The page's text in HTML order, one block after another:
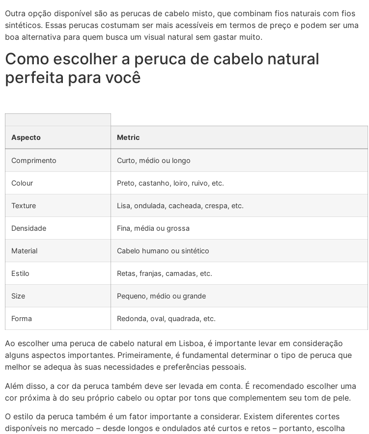
Outra opção disponível são as perucas de cabelo misto, que combinam fios naturais com fios
sintéticos. Essas perucas costumam ser mais acessíveis em termos de preço e podem ser uma
boa alternativa para quem busca um visual natural sem gastar muito.
Como escolher a peruca de cabelo natural
perfeita para você
Aspecto Metric
Comprimento Curto, médio ou longo
Colour Preto, castanho, loiro, ruivo, etc.
Texture Lisa, ondulada, cacheada, crespa, etc.
Densidade Fina, média ou grossa
Material Cabelo humano ou sintético
Estilo Retas, franjas, camadas, etc.
Size Pequeno, médio ou grande
Forma Redonda, oval, quadrada, etc.
Ao escolher uma peruca de cabelo natural em Lisboa, é importante levar em consideração
alguns aspectos importantes. Primeiramente, é fundamental determinar o tipo de peruca que
melhor se adequa às suas necessidades e preferências pessoais.
Além disso, a cor da peruca também deve ser levada em conta. É recomendado escolher uma
cor próxima à do seu próprio cabelo ou optar por tons que complementem seu tom de pele.
O estilo da peruca também é um fator importante a considerar. Existem diferentes cortes
disponíveis no mercado – desde longos e ondulados até curtos e retos – portanto, escolha